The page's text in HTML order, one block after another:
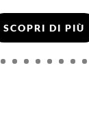
SCOPRI DI PIÙ